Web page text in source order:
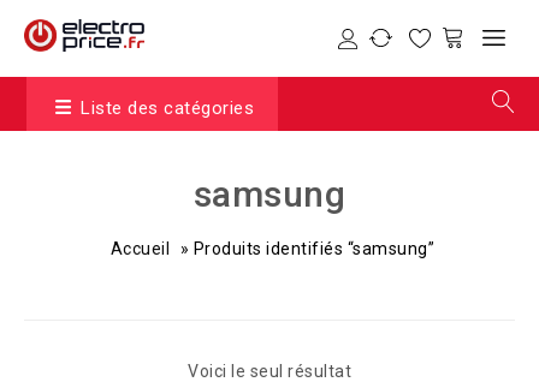
Liste des catégories
samsung
Accueil » Produits identifiés “samsung”
Voici le seul résultat